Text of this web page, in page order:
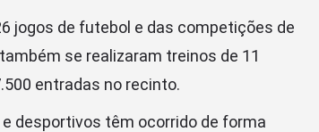
jogos de futebol e das competições de
se realizaram treinos de 11
entradas no recinto.
desportivos têm ocorrido de forma